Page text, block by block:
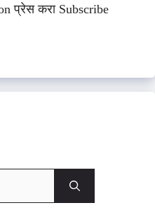
प्रेस करा Subscribe